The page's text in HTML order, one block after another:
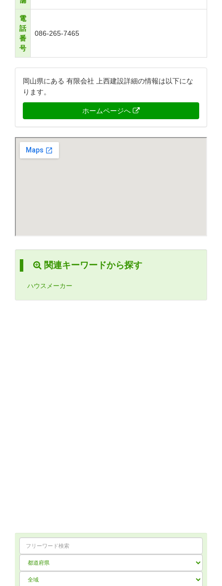
電
話
番
号
086-265-7465
岡山県にある 有限会社 上西建設詳細の情報は以下にな
ります。
ホームページへ
関連キーワードから探す
ハウスメーカー